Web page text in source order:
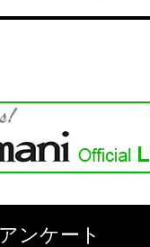
アンケート